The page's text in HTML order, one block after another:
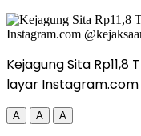
Kejagung Sita
layar Instagram.com
A A A